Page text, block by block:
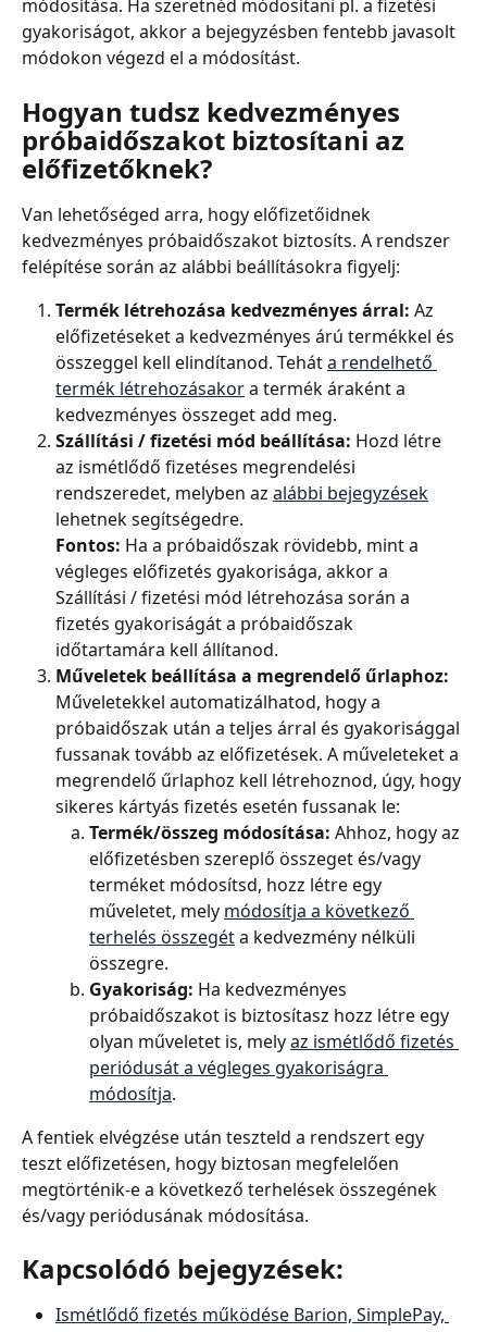
módosítása. Ha szeretnéd módosítani pl. a fizetési
gyakoriságot, akkor a bejegyzésben fentebb javasolt
módokon végezd el a módosítást.
Hogyan tudsz kedvezményes
próbaidőszakot biztosítani az
előfizetőknek?
Van lehetőséged arra, hogy előfizetőidnek
kedvezményes próbaidőszakot biztosíts. A rendszer
felépítése során az alábbi beállításokra figyelj:
Termék létrehozása kedvezményes árral: Az
előfizetéseket a kedvezményes árú termékkel és
összeggel kell elindítanod. Tehát a rendelhető
termék létrehozásakor a termék áraként a
kedvezményes összeget add meg.
Szállítási / fizetési mód beállítása: Hozd létre
az ismétlődő fizetéses megrendelési
rendszeredet, melyben az alábbi bejegyzések
lehetnek segítségedre.
Fontos: Ha a próbaidőszak rövidebb, mint a
végleges előfizetés gyakorisága, akkor a
Szállítási / fizetési mód létrehozása során a
fizetés gyakoriságát a próbaidőszak
időtartamára kell állítanod.
Műveletek beállítása a megrendelő űrlaphoz:
Műveletekkel automatizálhatod, hogy a
próbaidőszak után a teljes árral és gyakorisággal
fussanak tovább az előfizetések. A műveleteket a
megrendelő űrlaphoz kell létrehoznod, úgy, hogy
sikeres kártyás fizetés esetén fussanak le:
Termék/összeg módosítása: Ahhoz, hogy az
előfizetésben szereplő összeget és/vagy
terméket módosítsd, hozz létre egy
műveletet, mely módosítja a következő
terhelés összegét a kedvezmény nélküli
összegre.
Gyakoriság: Ha kedvezményes
próbaidőszakot is biztosítasz hozz létre egy
olyan műveletet is, mely az ismétlődő fizetés
periódusát a végleges gyakoriságra
módosítja.
A fentiek elvégzése után teszteld a rendszert egy
teszt előfizetésen, hogy biztosan megfelelően
megtörténik-e a következő terhelések összegének
és/vagy periódusának módosítása.
Kapcsolódó bejegyzések:
Ismétlődő fizetés működése Barion, SimplePay,